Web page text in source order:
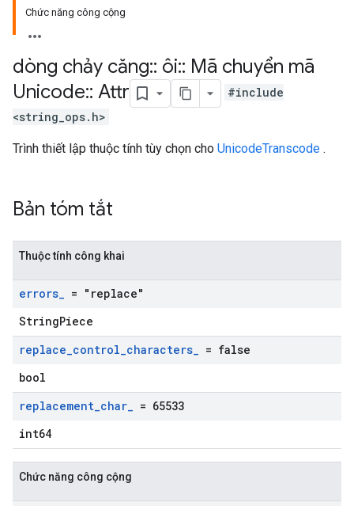
Chức năng công cộng
dòng chảy căng:: ôi:: Mã chuyển mã
Unicode:: Attr
#include
<string_ops.h>
Trình thiết lập thuộc tính tùy chọn cho UnicodeTranscode .
Bản tóm tắt
Thuộc tính công khai
errors_ = "replace"
StringPiece
replace_control_characters_ = false
bool
replacement_char_ = 65533
int64
Chức năng công cộng